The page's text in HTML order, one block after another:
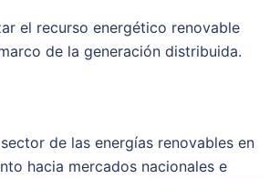
el recurso energético renovable
de la generación distribuida.
de las energías renovables en
hacia mercados nacionales e